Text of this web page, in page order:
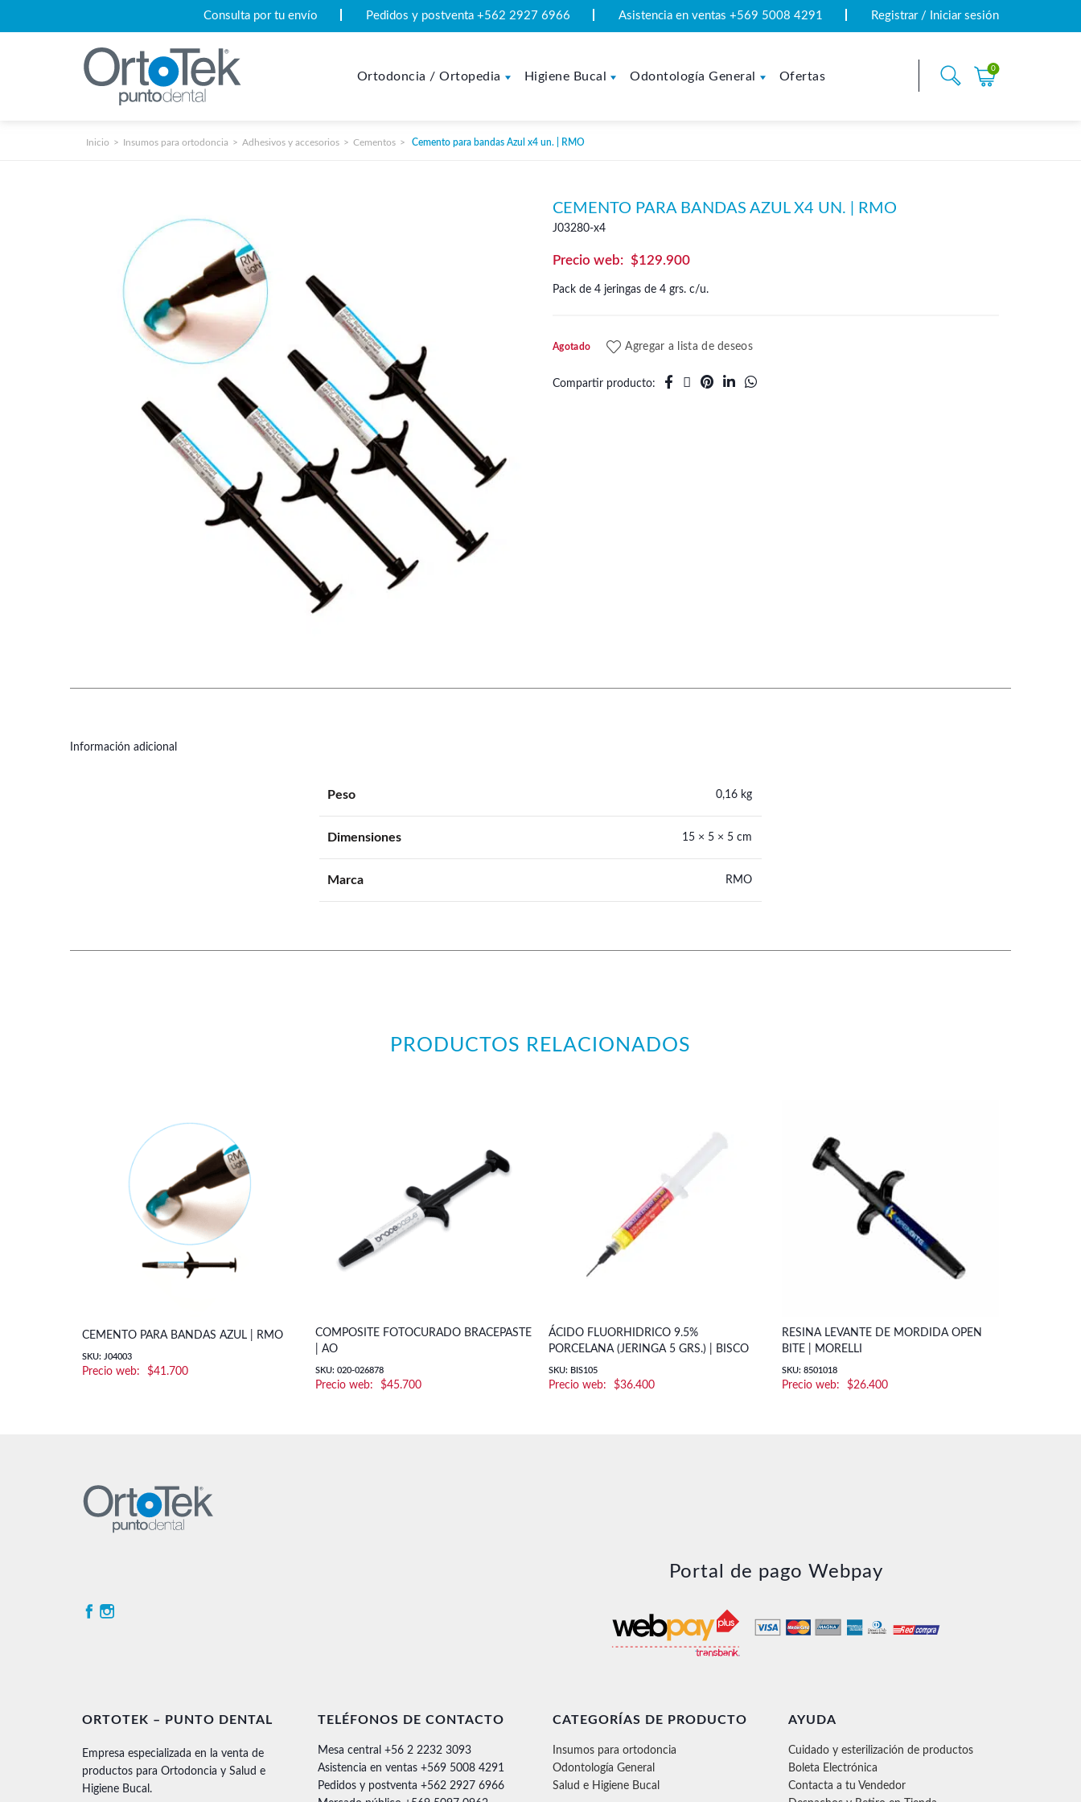
Consulta por tu envío Pedidos y postventa +562 2927 6966 Asistencia en ventas +569 5008 4291 Registrar / Iniciar sesión
Ortodoncia / Ortopedia Higiene Bucal Odontología General Ofertas
0
Inicio Insumos para ortodoncia Adhesivos y accesorios Cementos Cemento para bandas Azul x4 un. | RMO
CEMENTO PARA BANDAS AZUL X4 UN. | RMO
J03280-x4
$129.900
Pack de 4 jeringas de 4 grs. c/u.
Agotado Agregar a lista de deseos
Compartir producto
Información adicional
Peso 0,16 kg
Dimensiones 15 × 5 × 5 cm
Marca RMO
PRODUCTOS RELACIONADOS
CEMENTO PARA BANDAS AZUL | RMO
SKU: J04003
$41.700
COMPOSITE FOTOCURADO BRACEPASTE
| AO
SKU: 020-026878
$45.700
ÁCIDO FLUORHIDRICO 9.5%
PORCELANA (JERINGA 5 GRS.) | BISCO
SKU: BIS105
$36.400
RESINA LEVANTE DE MORDIDA OPEN
BITE | MORELLI
SKU: 8501018
$26.400
Portal de pago Webpay
ORTOTEK – PUNTO DENTAL
Empresa especializada en la venta de
productos para Ortodoncia y Salud e
Higiene Bucal.
TELÉFONOS DE CONTACTO
Mesa central +56 2 2232 3093
Asistencia en ventas +569 5008 4291
Pedidos y postventa +562 2927 6966
CATEGORÍAS DE PRODUCTO
Insumos para ortodoncia
Odontología General
Salud e Higiene Bucal
AYUDA
Cuidado y esterilización de productos
Boleta Electrónica
Contacta a tu Vendedor